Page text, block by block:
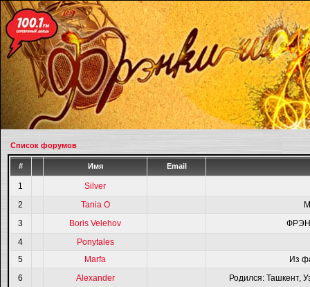
Список форумов
# Имя Email
1
Silver
2
Tania O
3
Boris Velehov
4
Ponytales
5
Marfa
Из
6
Alexander
Родился: Ташкент,